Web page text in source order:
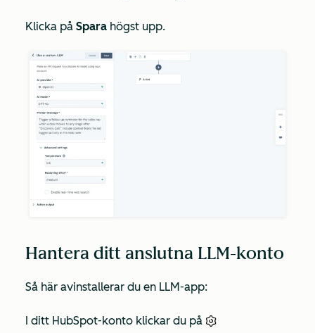
Klicka på Spara högst upp.
Hantera ditt anslutna LLM-konto
Så här avinstallerar du en LLM-app:
I ditt HubSpot-konto klickar du på